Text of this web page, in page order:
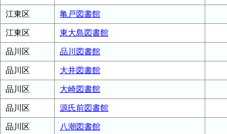
江東区 亀戸図書館
江東区 東大島図書館
品川区 品川図書館
品川区 大井図書館
品川区 大崎図書館
品川区 源氏前図書館
品川区 八潮図書館